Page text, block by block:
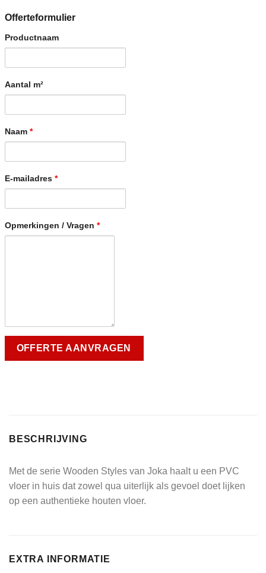
Offerteformulier
Productnaam
Aantal m²
Naam *
E-mailadres *
Opmerkingen / Vragen *
BESCHRIJVING
Met de serie Wooden Styles van Joka haalt u een PVC
vloer in huis dat zowel qua uiterlijk als gevoel doet lijken
op een authentieke houten vloer.
EXTRA INFORMATIE